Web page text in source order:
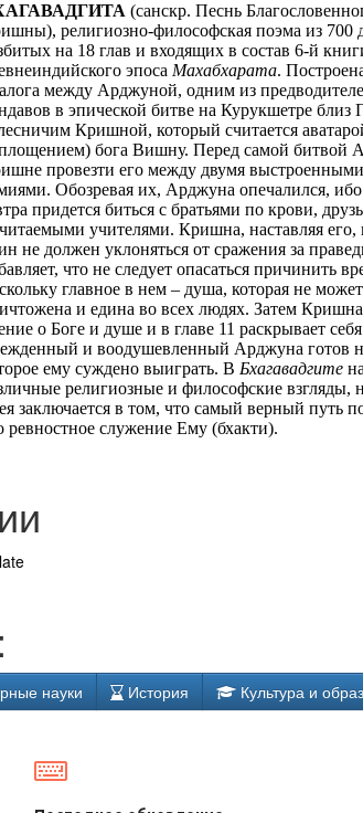
(санскр. Песнь
религиозно-философская поэма из 700
на 18 глав и входящих в состав 6-й
эпоса Махабхарата.
между Арджуной, одним из
в эпической битве на Курукшетре близ
Кришной, который считается
бога Вишну. Перед самой битвой
провезти его между двумя
Обозревая их, Арджуна опечалился,
придется биться с братьями по крови,
учителями. Кришна, наставляя его,
не должен уклоняться от сражения за
что не следует опасаться причинить
главное в нем – душа, которая не
и едина во всех людях. Затем Кришна
о Боге и душе и в главе 11 раскрывает
и воодушевленный Арджуна готов
ему суждено выиграть. В Бхагавадгите
религиозные и философские взгляды,
заключается в том, что самый верный путь
ревностное служение Ему (бхакти).
науки История Культура и